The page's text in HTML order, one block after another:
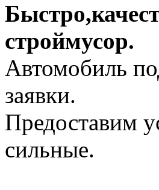
строймусор.
Автомобиль
заявки.
Предоставим
сильные.